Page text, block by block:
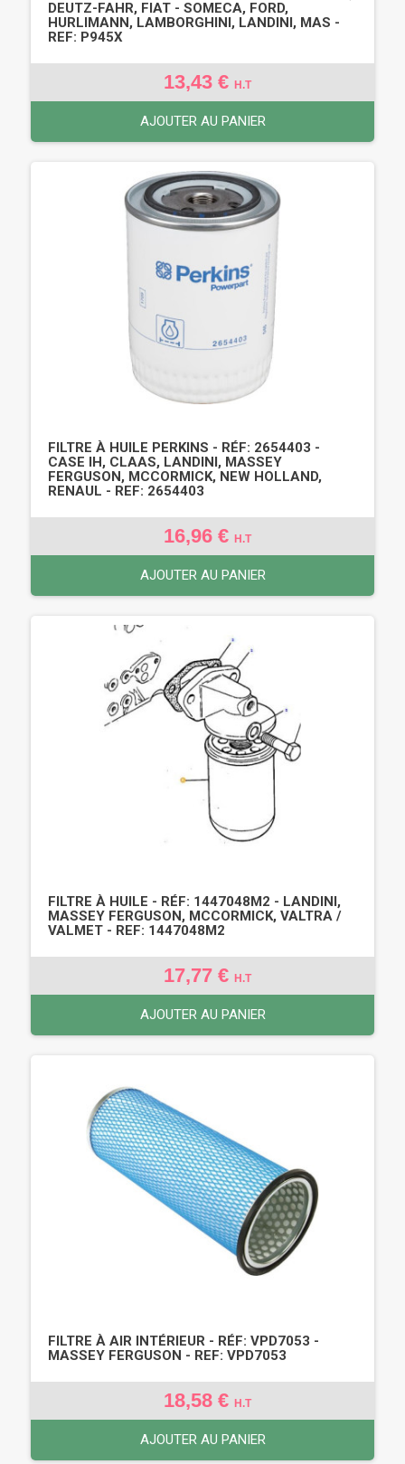
DEUTZ-FAHR, FIAT - SOMECA, FORD,
HURLIMANN, LAMBORGHINI, LANDINI, MAS -
REF: P945X
13,43 € H.T
AJOUTER AU PANIER
FILTRE À HUILE PERKINS - RÉF: 2654403 -
CASE IH, CLAAS, LANDINI, MASSEY
FERGUSON, MCCORMICK, NEW HOLLAND,
RENAUL - REF: 2654403
16,96 € H.T
AJOUTER AU PANIER
FILTRE À HUILE - RÉF: 1447048M2 - LANDINI,
MASSEY FERGUSON, MCCORMICK, VALTRA /
VALMET - REF: 1447048M2
17,77 € H.T
AJOUTER AU PANIER
FILTRE À AIR INTÉRIEUR - RÉF: VPD7053 -
MASSEY FERGUSON - REF: VPD7053
18,58 € H.T
AJOUTER AU PANIER